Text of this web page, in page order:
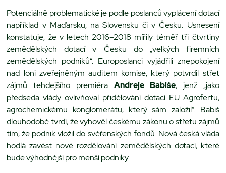
Potenciálně problematické je podle poslanců vyplácení dotací
například v Maďarsku, na Slovensku či v Česku. Usnesení
konstatuje, že v letech 2016–2018 mířily téměř tři čtvrtiny
zemědělských dotací v Česku do „velkých firemních
zemědělských podniků“. Europoslanci vyjádřili znepokojení
nad loni zveřejněným auditem komise, který potvrdil střet
zájmů tehdejšího premiéra Andreje Babiše, jenž „jako
předseda vlády ovlivňoval přidělování dotací EU Agrofertu,
agrochemickému konglomerátu, který sám založil“. Babiš
dlouhodobě tvrdí, že vyhověl českému zákonu o střetu zájmů
tím, že podnik vložil do svěřenských fondů. Nová česká vláda
hodlá zavést nové rozdělování zemědělských dotací, které
bude výhodnější pro menší podniky.